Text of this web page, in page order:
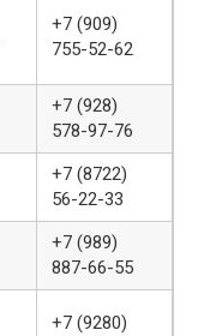
+7 (909)
755-52-62
+7 (928)
578-97-76
+7 (8722)
56-22-33
+7 (989)
887-66-55
+7 (9280)